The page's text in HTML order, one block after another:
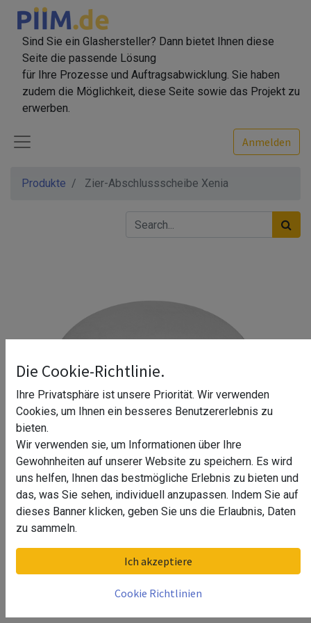
Sind Sie ein Glashersteller? Dann bietet Ihnen diese
Seite die passende Lösung
für Ihre Prozesse und Auftragsabwicklung. Sie haben
zudem die Möglichkeit, diese Seite sowie das Projekt zu
erwerben.
Anmelden
Produkte Zier-Abschlussscheibe Xenia
Zier-Abschlussscheibe Xenia
Oberfläche
Die Cookie-Richtlinie.
Ihre Privatsphäre ist unsere Priorität. Wir verwenden
Cookies, um Ihnen ein besseres Benutzererlebnis zu
bieten.
Wir verwenden sie, um Informationen über Ihre
Gewohnheiten auf unserer Website zu speichern. Es wird
uns helfen, Ihnen das bestmögliche Erlebnis zu bieten und
das, was Sie sehen, individuell anzupassen. Indem Sie auf
dieses Banner klicken, geben Sie uns die Erlaubnis, Daten
zu sammeln.
Ich akzeptiere
Cookie Richtlinien